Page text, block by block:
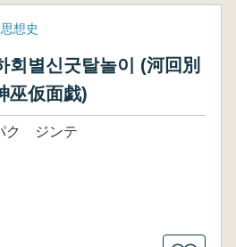
想史
회별신굿탈놀이 (河回別
巫仮面戯)
ク ジンテ